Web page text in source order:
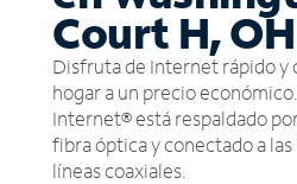
Court H, OH
Disfruta de Internet rápido y
hogar a un precio
Internet® está respaldado
fibra óptica y conectado a
líneas coaxiales.